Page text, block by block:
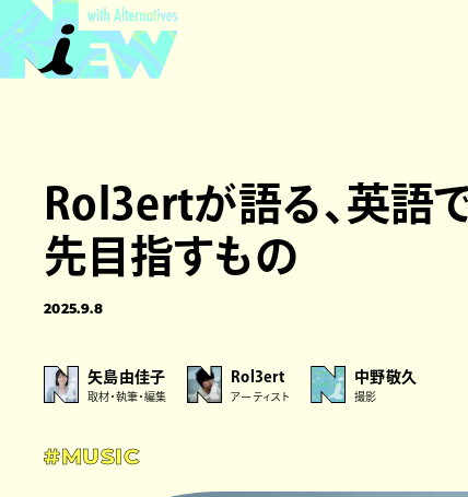
Rol3ertが語る、英語
先目指すもの
2025.9.8
矢島由佳子
取材・執筆・編集
Rol3ert
アーティスト
中野敬久
撮影
#MUSIC